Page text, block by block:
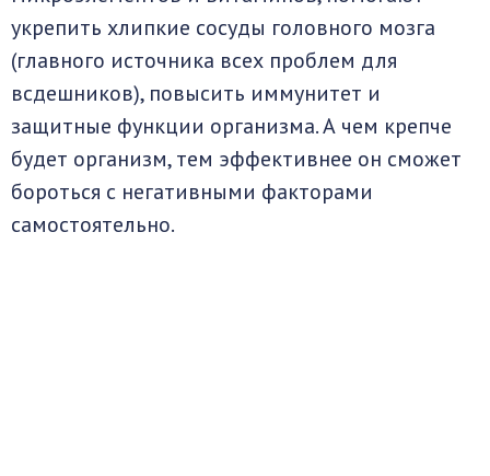
укрепить хлипкие сосуды головного мозга
(главного источника всех проблем для
всдешников), повысить иммунитет и
защитные функции организма. А чем крепче
будет организм, тем эффективнее он сможет
бороться с негативными факторами
самостоятельно.